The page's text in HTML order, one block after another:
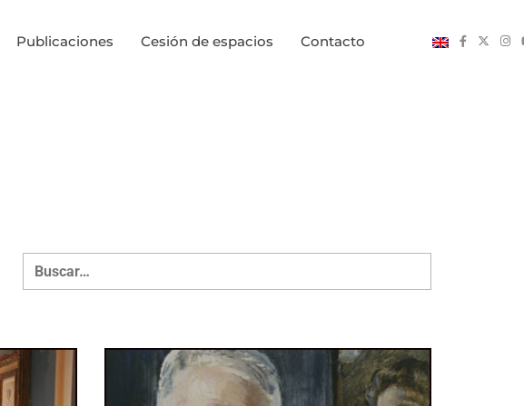
Publicaciones Cesión de espacios Contacto